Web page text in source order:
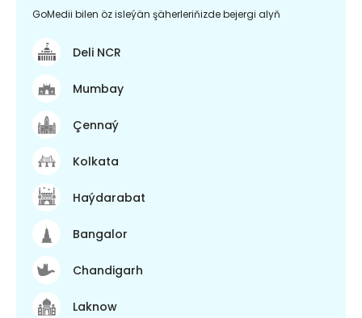
GoMedii bilen öz isleýän şäherleriňizde bejergi alyň
Deli NCR
Mumbay
Çennaý
Kolkata
Haýdarabat
Bangalor
Chandigarh
Laknow